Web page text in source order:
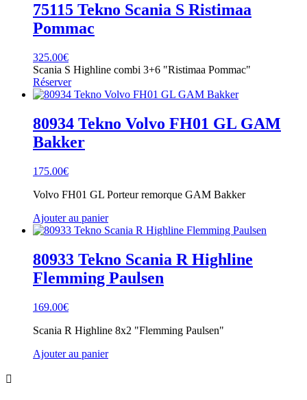
75115 Tekno Scania S Ristimaa
Pommac
325.00€
Scania S Highline combi 3+6 "Ristimaa Pommac"
Réserver
80934 Tekno Volvo FH01 GL GAM
Bakker
175.00€
Volvo FH01 GL Porteur remorque GAM Bakker
Ajouter au panier
80933 Tekno Scania R Highline
Flemming Paulsen
169.00€
Scania R Highline 8x2 "Flemming Paulsen"
Ajouter au panier
